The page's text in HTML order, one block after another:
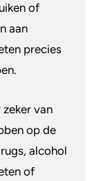
of
aan
precies
zeker van
op de
alcohol
of